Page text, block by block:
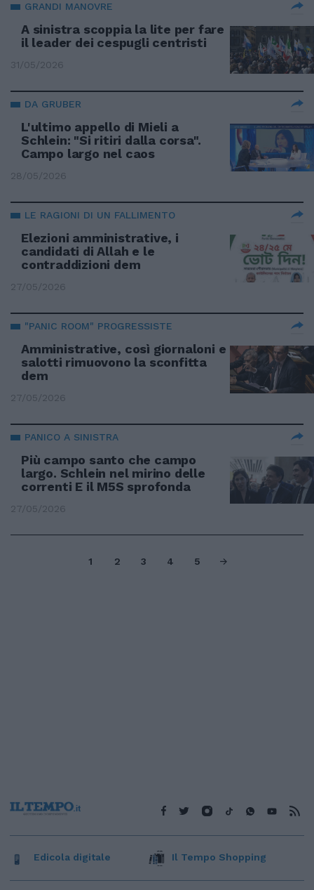
GRANDI MANOVRE
A sinistra scoppia la lite per fare
il leader dei cespugli centristi
31/05/2026
DA GRUBER
L'ultimo appello di Mieli a
Schlein: "Si ritiri dalla corsa".
Campo largo nel caos
28/05/2026
LE RAGIONI DI UN FALLIMENTO
Elezioni amministrative, i
candidati di Allah e le
contraddizioni dem
27/05/2026
"PANIC ROOM" PROGRESSISTE
Amministrative, così giornaloni e
salotti rimuovono la sconfitta
dem
27/05/2026
PANICO A SINISTRA
Più campo santo che campo
largo. Schlein nel mirino delle
correnti E il M5S sprofonda
27/05/2026
1 2 3 4 5
Edicola digitale Il Tempo Shopping